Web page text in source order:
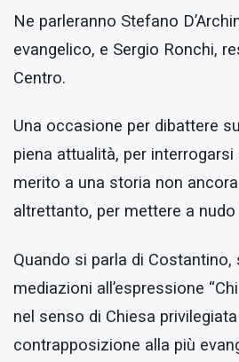
Ne parleranno Stefano
evangelico, e Sergio Ronchi,
Centro.
Una occasione per dibattere
piena attualità, per
merito a una storia non
altrettanto, per mettere a
Quando si parla di
mediazioni all’espressione
nel senso di Chiesa
contrapposizione alla più